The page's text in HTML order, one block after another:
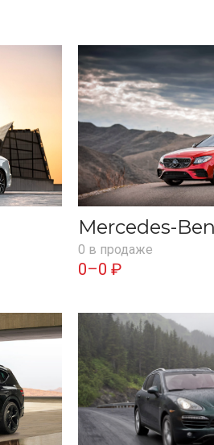
Mercedes-
0 в продаже
0–0 ₽